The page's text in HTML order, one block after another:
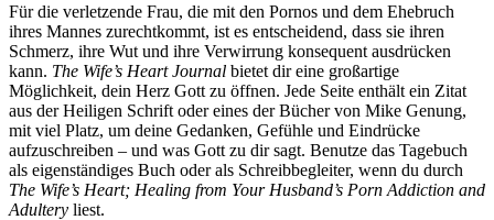
Für die verletzende Frau, die mit den Pornos und dem Ehebruch
ihres Mannes zurechtkommt, ist es entscheidend, dass sie ihren
Schmerz, ihre Wut und ihre Verwirrung konsequent ausdrücken
kann. The Wife’s Heart Journal bietet dir eine großartige
Möglichkeit, dein Herz Gott zu öffnen. Jede Seite enthält ein Zitat
aus der Heiligen Schrift oder eines der Bücher von Mike Genung,
mit viel Platz, um deine Gedanken, Gefühle und Eindrücke
aufzuschreiben – und was Gott zu dir sagt. Benutze das Tagebuch
als eigenständiges Buch oder als Schreibbegleiter, wenn du durch
The Wife’s Heart; Healing from Your Husband’s Porn Addiction and
Adultery liest.